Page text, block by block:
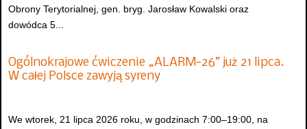
Obrony Terytorialnej, gen. bryg. Jarosław Kowalski oraz
dowódca 5...
Ogólnokrajowe ćwiczenie „ALARM-26” już 21 lipca.
W całej Polsce zawyją syreny
We wtorek, 21 lipca 2026 roku, w godzinach 7:00–19:00, na